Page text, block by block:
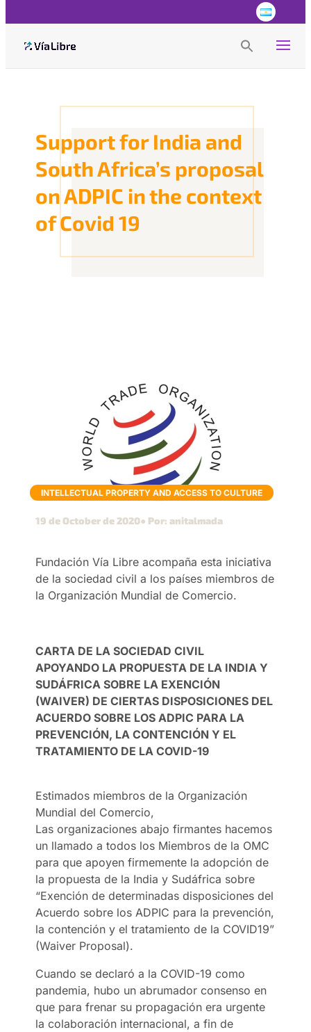
Search Button
Support for India and
South Africa’s proposal
on ADPIC in the context
of Covid 19
INTELLECTUAL PROPERTY AND ACCESS TO CULTURE
19 de October de 2020● Por: anitalmada
Fundación Vía Libre acompaña esta iniciativa
de la sociedad civil a los países miembros de
la Organización Mundial de Comercio.
CARTA DE LA SOCIEDAD CIVIL
APOYANDO LA PROPUESTA DE LA INDIA Y
SUDÁFRICA SOBRE LA EXENCIÓN
(WAIVER) DE CIERTAS DISPOSICIONES DEL
ACUERDO SOBRE LOS ADPIC PARA LA
PREVENCIÓN, LA CONTENCIÓN Y EL
TRATAMIENTO DE LA COVID-19
Estimados miembros de la Organización
Mundial del Comercio,
Las organizaciones abajo firmantes hacemos
un llamado a todos los Miembros de la OMC
para que apoyen firmemente la adopción de
la propuesta de la India y Sudáfrica sobre
“Exención de determinadas disposiciones del
Acuerdo sobre los ADPIC para la prevención,
la contención y el tratamiento de la COVID19”
(Waiver Proposal).
Cuando se declaró a la COVID-19 como
pandemia, hubo un abrumador consenso en
que para frenar su propagación era urgente
la colaboración internacional, a fin de